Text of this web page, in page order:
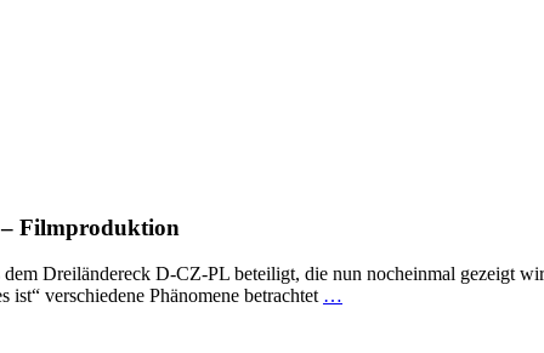
– Filmproduktion
Dreiländereck D-CZ-PL beteiligt, die nun nocheinmal gezeigt
verschiedene Phänomene betrachtet …